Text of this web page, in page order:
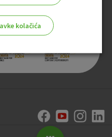
kolačića
Nužni kolačići